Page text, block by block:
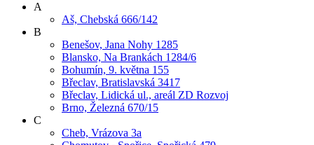
A
Aš, Chebská 666/142
B
Benešov, Jana Nohy 1285
Blansko, Na Brankách 1284/6
Bohumín, 9. května 155
Břeclav, Bratislavská 3417
Břeclav, Lidická ul., areál ZD Rozvoj
Brno, Železná 670/15
C
Cheb, Vrázova 3a